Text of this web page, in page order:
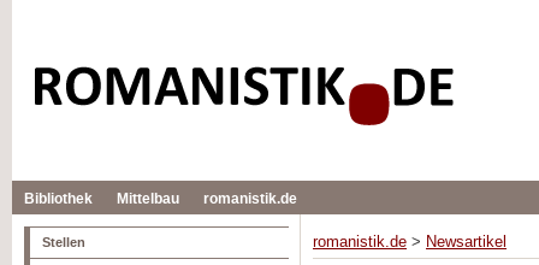
Bibliothek Mittelbau romanistik.de
Stellen romanistik.de > Newsartikel